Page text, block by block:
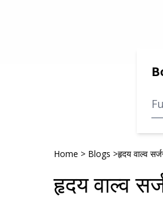
Home > Blogs >हृदय वाल्व
हृदय वाल्व